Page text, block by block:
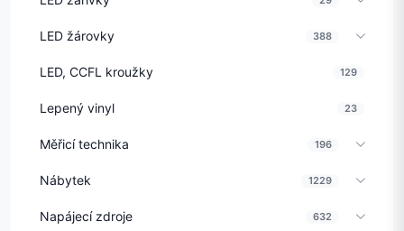
LED žárovky 388
LED, CCFL kroužky 129
Lepený vinyl 23
Měřicí technika 196
Nábytek 1229
Napájecí zdroje 632